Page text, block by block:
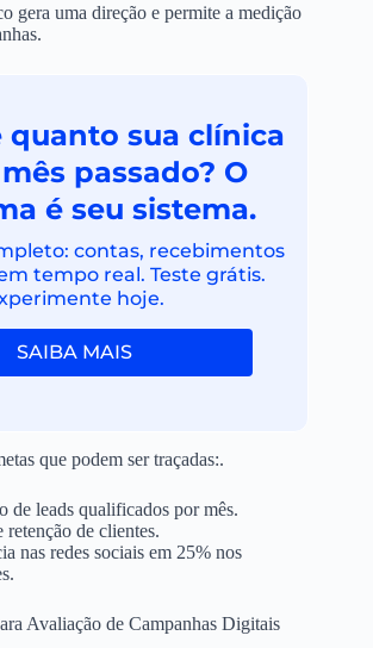
gera uma direção e permite a medição
quanto sua clínica
passado? O
é seu sistema.
contas, recebimentos
tempo real. Teste grátis.
hoje.
SAIBA MAIS
que podem ser traçadas:.
de leads qualificados por mês.
de clientes.
nas redes sociais em 25% nos
Avaliação de Campanhas Digitais